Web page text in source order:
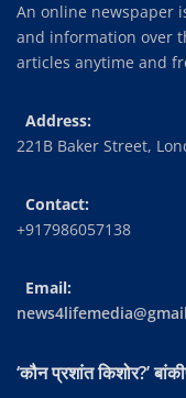
An online newspaper
and information over
articles anytime and
Address:
221B Baker Street,
Contact:
+917986057138
Email:
‘कौन प्रशांत किशोर?’